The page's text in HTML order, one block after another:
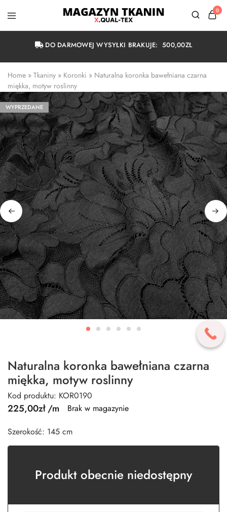
Magazyn
Warszawa
0
DO DARMOWEJ WYSYŁKI BRAKUJE:500,00ZŁ
Home » Tkaniny » Koronki » Naturalna koronka bawełniana czarna
miękka, motyw roslinny
WYPRZEDANE
Naturalna koronka bawełniana czarna
miękka, motyw roslinny
Kod produktu: KOR0190
225,00zł/m
Brak w magazynie
Szerokość: 145 cm
Produkt obecnie niedostępny